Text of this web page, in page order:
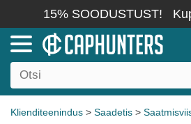
15% SOODUSTUST!
Klienditeenindus > Saadetis >